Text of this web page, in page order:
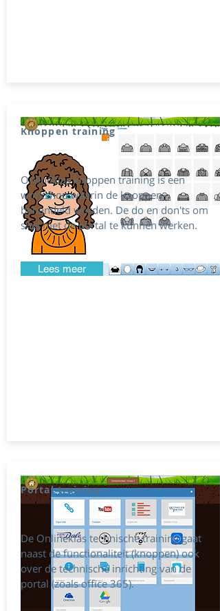
Knoppen training
Onlineklas knoppen training is een
workshop waarin de knoppen
behandeld worden. De do en don'ts om
snel met de portal te kunnen werken.
Lees meer
Portal training
De Onlineklas technische training gaat
naast de functionaliteit (knoppen) ook
over de technische inrichting van de
portal (zoals office 365).